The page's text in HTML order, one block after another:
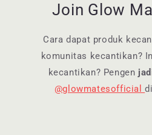
Join Glow
Cara dapat produk
komunitas kecantikan?
kecantikan? Pengen
@glowmatesofficial